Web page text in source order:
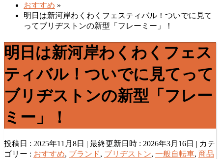
おすすめ »
明日は新河岸わくわくフェスティバル！ついでに見て
ってブリヂストンの新型「フレーミー」！
明日は新河岸わくわくフェス
ティバル！ついでに見てって
ブリヂストンの新型「フレー
ミー」！
投稿日 : 2025年11月8日 最終更新日時 : 2026年3月16日
カテ
ゴリー : おすすめ, ブランド, ブリヂストン, 一般自転車, 商品